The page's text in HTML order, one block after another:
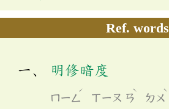
Ref. words
明修暗度
ㄇㄧㄥ
ˊ
ㄒㄧㄡ ㄢ
ˋ
ㄉㄨ
ˋ